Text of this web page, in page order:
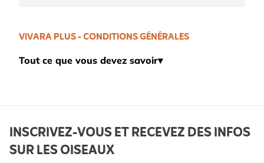
VIVARA PLUS - CONDITIONS GÉNÉRALES
Tout ce que vous devez savoir▾
INSCRIVEZ-VOUS ET RECEVEZ DES INFOS
SUR LES OISEAUX